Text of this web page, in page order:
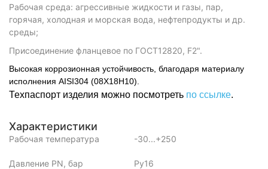
Рабочая среда: агрессивные жидкости и газы, пар,
горячая, холодная и морская вода, нефтепродукты и др.
среды;
Присоединение фланцевое по ГОСТ12820, F2".
Высокая коррозионная устойчивость, благодаря материалу
исполнения AISI304 (08Х18Н10).
Техпаспорт изделия можно посмотреть по ссылке.
Характеристики
Рабочая температура -30...+250
Давление PN, бар Ру16